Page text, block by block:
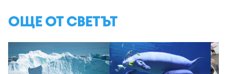
ОЩЕ ОТ СВЕТЪТ